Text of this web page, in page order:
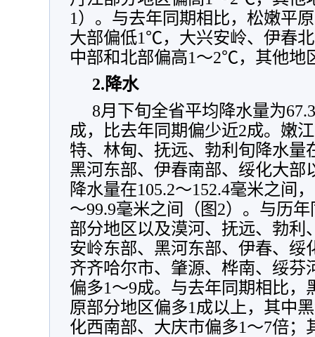
1）。与去年同期相比，松嫩平
大部偏低1℃，大兴安岭、伊春
中部和北部偏高1～2℃，其他地
2.降水
8月下旬全省平均降水量为
成，比去年同期偏少近2成。嫩
特、林甸、抚远、勃利旬降水量
黑河东部、伊春南部、绥化大部
降水量在105.2～152.4毫米之间
～99.9毫米之间（图2）。与历
部分地区以及漠河、抚远、勃利
安岭东部、黑河东部、伊春、绥
齐齐哈尔市、肇源、桦南、绥芬
偏多1～9成。与去年同期相比，
原部分地区偏多1成以上，其中
化西南部、大庆市偏多1～7倍；